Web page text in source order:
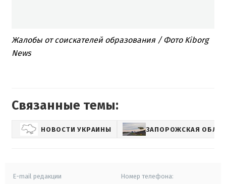
Жалобы от соискателей образования / Фото Kiborg
News
Связанные темы:
НОВОСТИ УКРАИНЫ ЗАПОРОЖСКАЯ
E-mail редакции Номер телефона: